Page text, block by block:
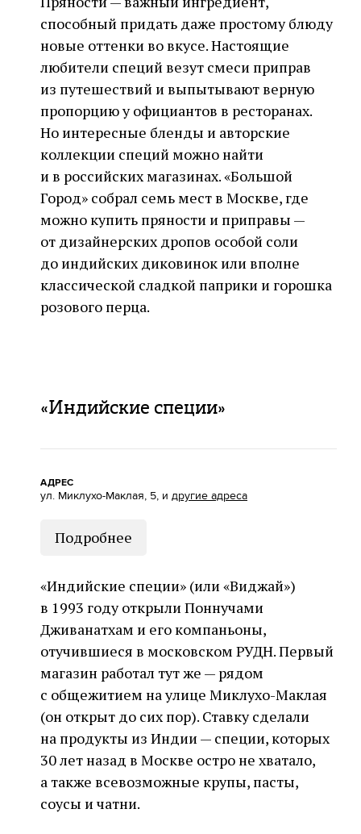
способный придать даже простому блюду
новые оттенки во вкусе. Настоящие
любители специй везут смеси приправ
из путешествий и выпытывают верную
пропорцию у официантов в ресторанах.
Но интересные бленды и авторские
коллекции специй можно найти
и в российских магазинах. «Большой
Город» собрал семь мест в Москве, где
можно купить пряности и приправы —
от дизайнерских дропов особой соли
до индийских диковинок или вполне
классической сладкой паприки и горошка
розового перца.
«Индийские специи»
АДРЕС
ул. Миклухо-Маклая, 5, и другие адреса
Подробнее
«Индийские специи» (или «Виджай»)
в 1993 году открыли Поннучами
Дживанатхам и его компаньоны,
отучившиеся в московском РУДН. Первый
магазин работал тут же — рядом
с общежитием на улице Миклухо-Маклая
(он открыт до сих пор). Ставку сделали
на продукты из Индии — специи, которых
30 лет назад в Москве остро не хватало,
а также всевозможные крупы, пасты,
соусы и чатни.